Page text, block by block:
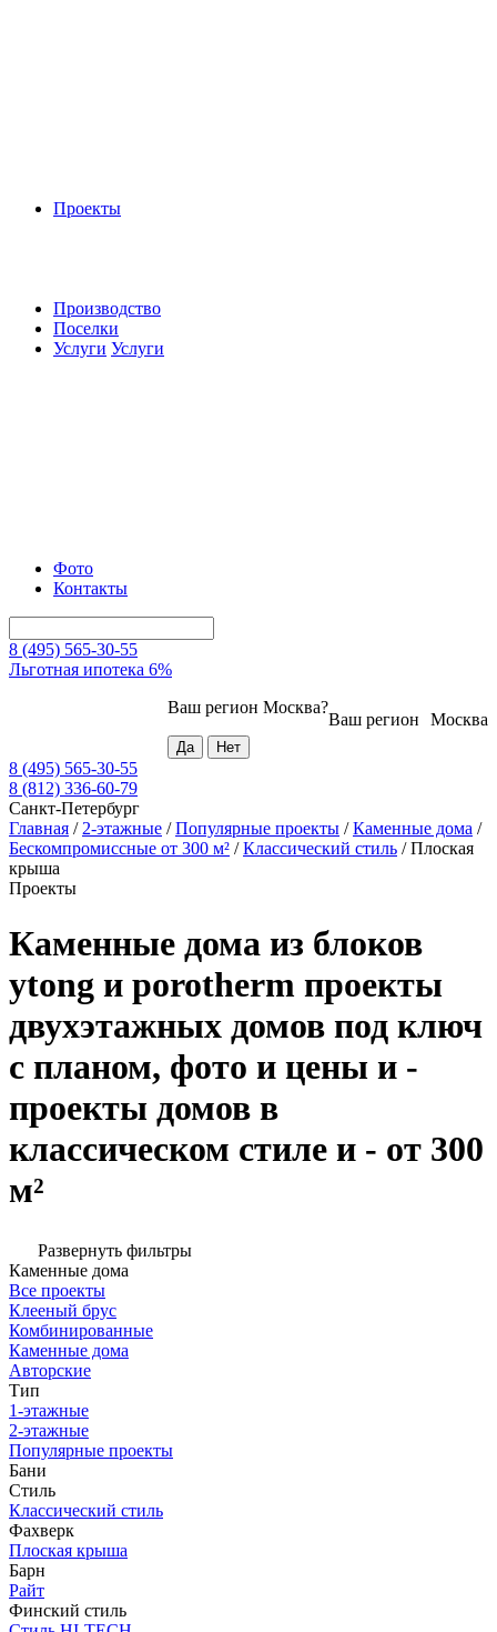
Проекты
Производство
Поселки
Услуги Услуги
Фото
Контакты
8 (495) 565-30-55
Льготная ипотека 6%
Москва
Ваш регион
Ваш регион Москва?
8 (495) 565-30-55
8 (812) 336-60-79
Санкт-Петербург
Главная / 2-этажные /Популярные проекты /Каменные дома /
Бескомпромиссные от 300 м² /Классический стиль /Плоская
крыша
Проекты
Каменные дома из блоков
ytong и porotherm проекты
двухэтажных домов под ключ
с планом, фото и цены и -
проекты домов в
классическом стиле и - от 300
м²
Развернуть фильтры
Каменные дома
Все проекты
Клееный брус
Комбинированные
Каменные дома
Авторские
Тип
1-этажные
2-этажные
Популярные проекты
Бани
Стиль
Классический стиль
Фахверк
Плоская крыша
Барн
Райт
Финский стиль